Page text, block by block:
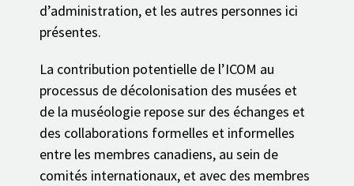
d’administration, et les autres personnes ici
présentes.
La contribution potentielle de l’ICOM au
processus de décolonisation des musées et
de la muséologie repose sur des échanges et
des collaborations formelles et informelles
entre les membres canadiens, au sein de
comités internationaux, et avec des membres